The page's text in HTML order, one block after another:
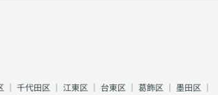
｜ 千代田区 ｜ 江東区 ｜ 台東区 ｜ 葛飾区 ｜ 墨田区 ｜